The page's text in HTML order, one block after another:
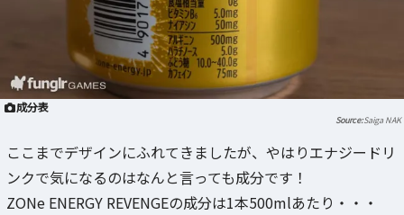
成分表
Saiga NAK
ここまでデザインにふれてきましたが、やはりエナジードリ
ンクで気になるのはなんと言っても成分です！
ZONe ENERGY REVENGEの成分は1本500mlあたり・・・